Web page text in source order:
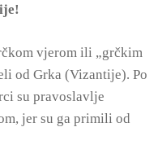
vjerom ili „grčkim
od Grka (Vizantije). Po
su pravoslavlje
jer su ga primili od